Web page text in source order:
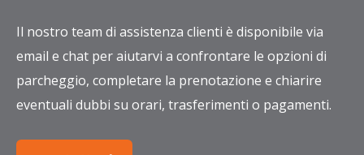
Il nostro team di assistenza clienti è disponibile via
email e chat per aiutarvi a confrontare le opzioni di
parcheggio, completare la prenotazione e chiarire
eventuali dubbi su orari, trasferimenti o pagamenti.